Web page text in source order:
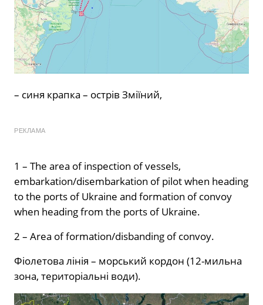
– синя крапка – острів Зміїний,
РЕКЛАМА
1 – The area of inspection of vessels,
embarkation/disembarkation of pilot when heading
to the ports of Ukraine and formation of convoy
when heading from the ports of Ukraine.
2 – Area of formation/disbanding of convoy.
Фіолетова лінія – морський кордон (12-мильна
зона, територіальні води).